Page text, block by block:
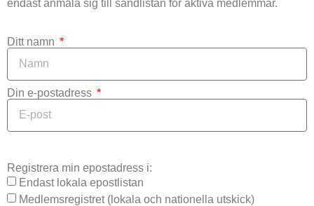
endast anmäla sig till sändlistan för aktiva medlemmar.
Ditt namn
Din e-postadress
Registrera min epostadress i:
Endast lokala epostlistan
Medlemsregistret (lokala och nationella utskick)